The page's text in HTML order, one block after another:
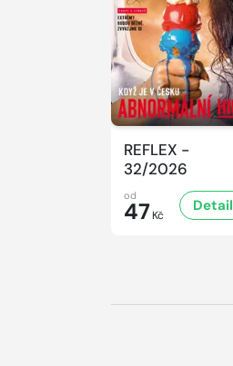
REFLEX -
32/2026
od
47 Kč
Detail